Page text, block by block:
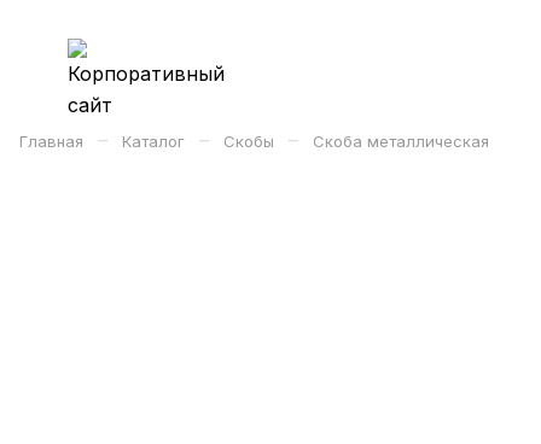
Главная – Каталог – Скобы – Скоба металлическая